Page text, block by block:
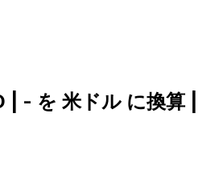
| - を 米ドル に換算 |